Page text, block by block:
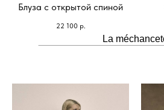
Блуза с открытой спиной
22 100 р.
La